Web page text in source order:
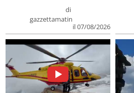
di
gazzettamatin
il 07/08/2026